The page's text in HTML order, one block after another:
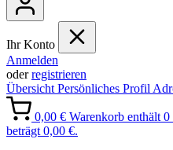
Ihr Konto
Anmelden
oderregistrieren
Übersicht Persönliches Profil
0,00 € Warenkorb enthält
beträgt 0,00 €.